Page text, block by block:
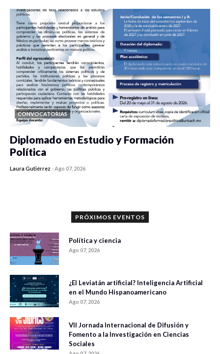
CONVOCATORIAS
Diplomado en Estudio y Formación
Política
Laura Gutiérrez -Ago 07, 2026
PRÓXIMOS EVENTOS
Política y ciencia
Ago 07, 2026
¿El Leviatán artificial? Inteligencia Artificial
en el Mundo Hispanoamericano
Ago 07, 2026
VII Jornada Internacional de Difusión y
Fomento a la Investigación en Ciencias
Sociales